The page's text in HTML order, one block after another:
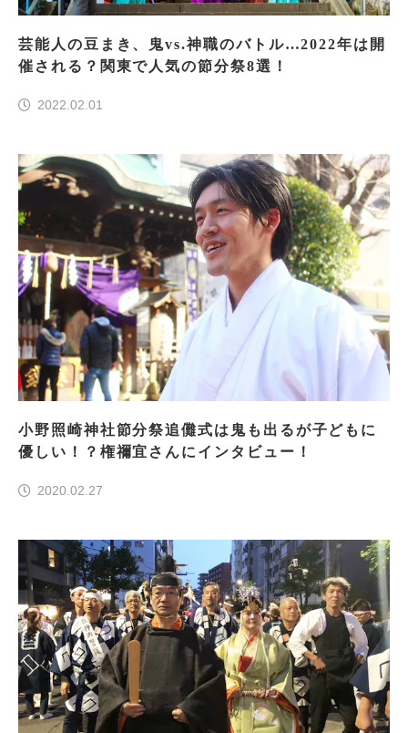
芸能人の豆まき、鬼vs.神職のバトル…2022年は開
催される？関東で人気の節分祭8選！
2022.02.01
小野照崎神社節分祭追儺式は鬼も出るが子どもに
優しい！？権禰宜さんにインタビュー！
2020.02.27